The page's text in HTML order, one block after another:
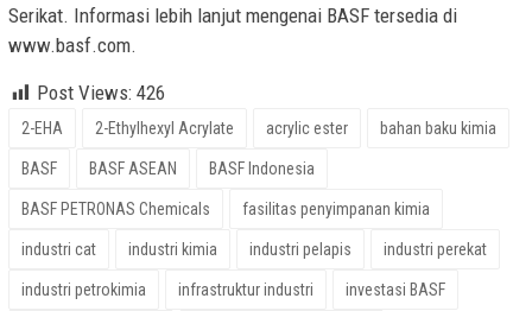
Serikat. Informasi lebih lanjut mengenai BASF tersedia di
www.basf.com.
Post Views: 426
2-EHA 2-Ethylhexyl Acrylate acrylic ester bahan baku kimia
BASF BASF ASEAN BASF Indonesia
BASF PETRONAS Chemicals fasilitas penyimpanan kimia
industri cat industri kimia industri pelapis industri perekat
industri petrokimia infrastruktur industri investasi BASF